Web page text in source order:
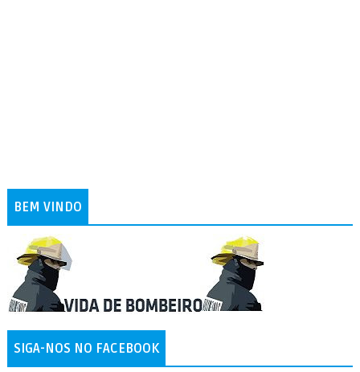
BEM VINDO
SIGA-NOS NO FACEBOOK